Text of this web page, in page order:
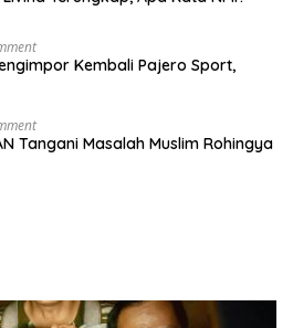
Kembali Pajero Sport,
Tangani Masalah Muslim Rohingya